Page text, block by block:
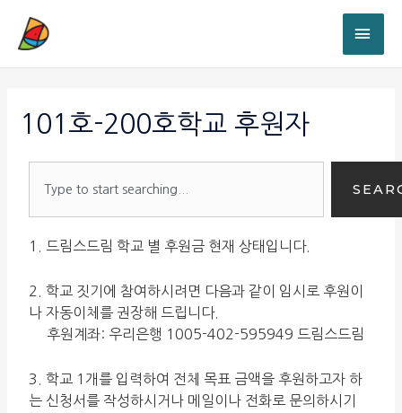
101호-200호학교 후원자
1. 드림스드림 학교 별 후원금 현재 상태입니다.
2. 학교 짓기에 참여하시려면 다음과 같이 임시로 후원이
나 자동이체를 권장해 드립니다.
후원계좌: 우리은행 1005-402-595949 드림스드림
3. 학교 1개를 입력하여 전체 목표 금액을 후원하고자 하
는 신청서를 작성하시거나 메일이나 전화로 문의하시기